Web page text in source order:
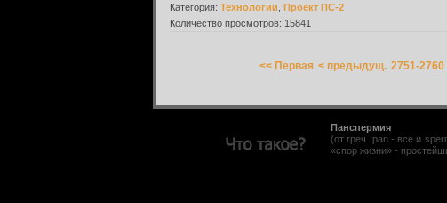
Категория: Технологии Проект ПС-2
Количество просмотров: 15841
<< Первая < предыдущ. 2751-2760
Панспермия
(от греч. pan - все и
«спор жизни» -